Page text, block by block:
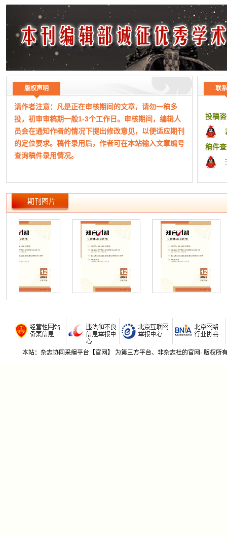
生活
董妙英
13-14
人智能
15-16
思想前
“文教
19-21
浅议新
郭卫平
22-24
新时代
25-27
28-30
融合教
思政育
多元化
满海龙
“红色
王艺寰
39-41
强学生的实践操作与问题解决能力,助力其更好地适应行业发展
与企业需求,提升学院人才培养的整体质量。
版权声明
请作者注意：凡是正在审核期间的文章，请勿一稿多
投，初审审稿期一般1-3个工作日。审核期间，编辑人
员会在通知作者的情况下提出修改意见，以便适应期刊
的定位要求。稿件录用后，作者可在本站输入文章编号
查询稿件录用情况。
（本网站所公布期刊均为正规刊物，如有侵权，请及
时告知！）
本平台为期刊杂志协同采编平台，本站成立于2015
年，主要从事文化艺术交流、版权代理、期刊信息整理
发布、宣传。非杂志社官网！
组稿指导和宣传，本站致力于方便广大作者期刊查询、
分类、便捷投稿、在线答疑等。
的，请来函告知，我平台将及时删除！本平台信息来源
于网络公开信息和社里所提供的征稿函。
联
投稿
稿件
期刊图片
本站：杂志协同采编平台【官网】 为第三方平台、非杂志社的官网· 版权